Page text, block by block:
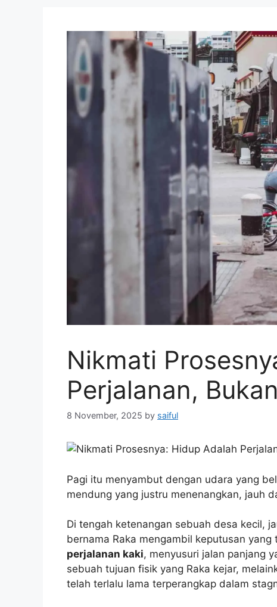
Nikmati
Perjalanan,
8 November, 2025 by saiful
Pagi itu menyambut dengan udara yang
mendung yang justru menenangkan, jauh
Di tengah ketenangan sebuah desa kecil,
bernama Raka mengambil keputusan
perjalanan kaki, menyusuri jalan panjang
sebuah tujuan fisik yang Raka kejar,
telah terlalu lama terperangkap dalam